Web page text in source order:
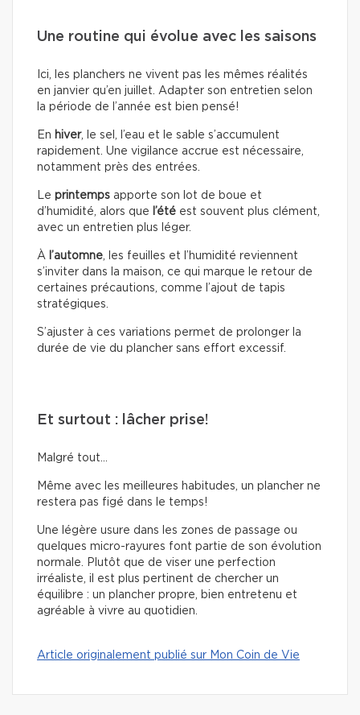
Une routine qui évolue avec les saisons
Ici, les planchers ne vivent pas les mêmes réalités
en janvier qu’en juillet. Adapter son entretien selon
la période de l’année est bien pensé!
En hiver, le sel, l’eau et le sable s’accumulent
rapidement. Une vigilance accrue est nécessaire,
notamment près des entrées.
Le printemps apporte son lot de boue et
d’humidité, alors que l’été est souvent plus clément,
avec un entretien plus léger.
À l’automne , les feuilles et l’humidité reviennent
s’inviter dans la maison, ce qui marque le retour de
certaines précautions, comme l’ajout de tapis
stratégiques.
S’ajuster à ces variations permet de prolonger la
durée de vie du plancher sans effort excessif.
Et surtout : lâcher prise!
Malgré tout…
Même avec les meilleures habitudes, un plancher ne
restera pas figé dans le temps!
Une légère usure dans les zones de passage ou
quelques micro-rayures font partie de son évolution
normale. Plutôt que de viser une perfection
irréaliste, il est plus pertinent de chercher un
équilibre : un plancher propre, bien entretenu et
agréable à vivre au quotidien.
Article originalement publié sur Mon Coin de Vie